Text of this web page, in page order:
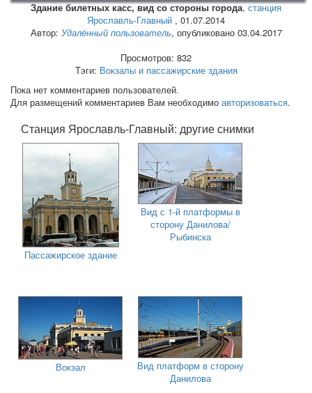
Здание билетных касс, вид со стороны города,станция
Ярославль-Главный , 01.07.2014
Автор: Удалённый пользователь, опубликовано 03.04.2017
Просмотров: 832
Тэги: Вокзалы и пассажирские здания
Пока нет комментариев пользователей.
Для размещений комментариев Вам необходимо авторизоваться.
Станция Ярославль-Главный: другие снимки
Пассажирское здание
Вид с 1-й платформы в
сторону Данилова/
Рыбинска
Вокзал
Вид платформ в сторону
Данилова